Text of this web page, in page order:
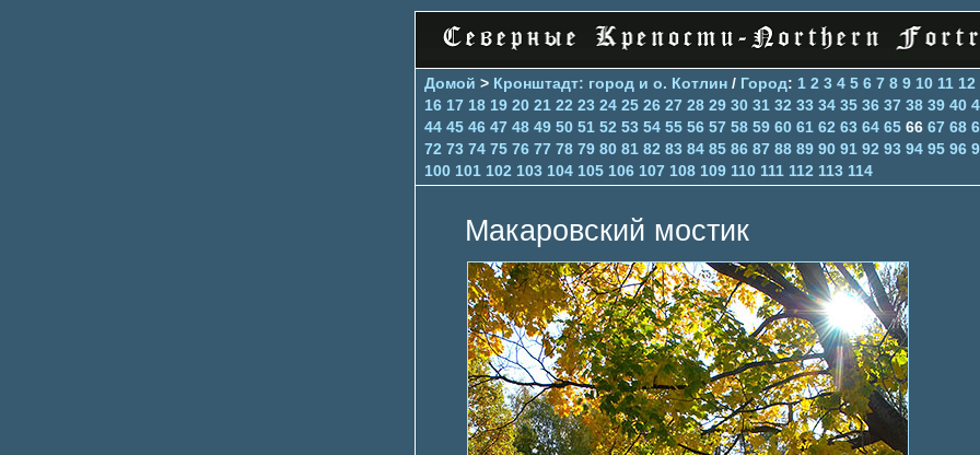
Домой > Кронштадт: город и о. Котлин / Город: 1 2 3 4 5 6 7 8 9 10 11 12
16 17 18 19 20 21 22 23 24 25 26 27 28 29 30 31 32 33 34 35 36 37 38 39 40
44 45 46 47 48 49 50 51 52 53 54 55 56 57 58 59 60 61 62 63 64 65 66 67 68
72 73 74 75 76 77 78 79 80 81 82 83 84 85 86 87 88 89 90 91 92 93 94 95 96
100 101 102 103 104 105 106 107 108 109 110 111 112 113 114
Макаровский мостик